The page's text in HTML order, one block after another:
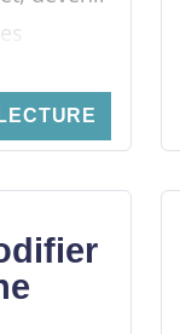
pour
dans